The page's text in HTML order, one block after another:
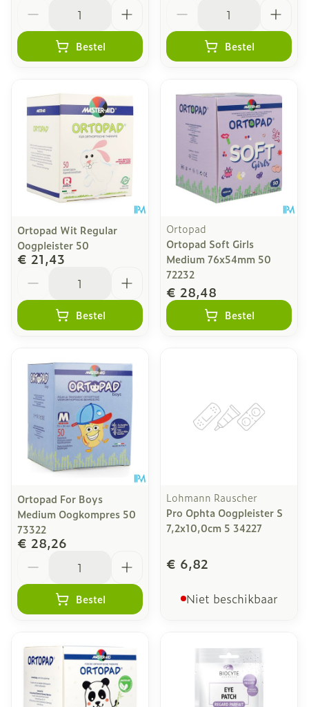
Bestel Bestel
Ortopad Wit Regular
Oogpleister 50
€ 21,43
Bestel
Ortopad
Ortopad Soft Girls
Medium 76x54mm 50
72232
€ 28,48
Bestel
Ortopad For Boys
Medium Oogkompres 50
73322
€ 28,26
Bestel
Lohmann Rauscher
Pro Ophta Oogpleister S
7,2x10,0cm 5 34227
€ 6,82
Niet beschikbaar